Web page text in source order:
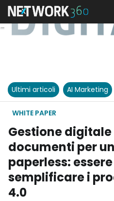
Ultimi articoli AI Marketing
WHITE PAPER
Gestione digitale
documenti per
paperless:
semplificare i
4.0